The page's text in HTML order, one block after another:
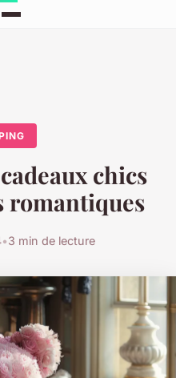
chics
romantiques
•3 min de lecture